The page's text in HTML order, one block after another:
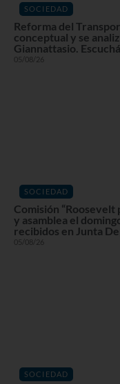
SOCIEDAD
Reforma del
conceptual y se
Giannattasio.
05/08/26
SOCIEDAD
Comisión “Roosevelt
y asamblea el
recibidos en Junta
05/08/26
SOCIEDAD